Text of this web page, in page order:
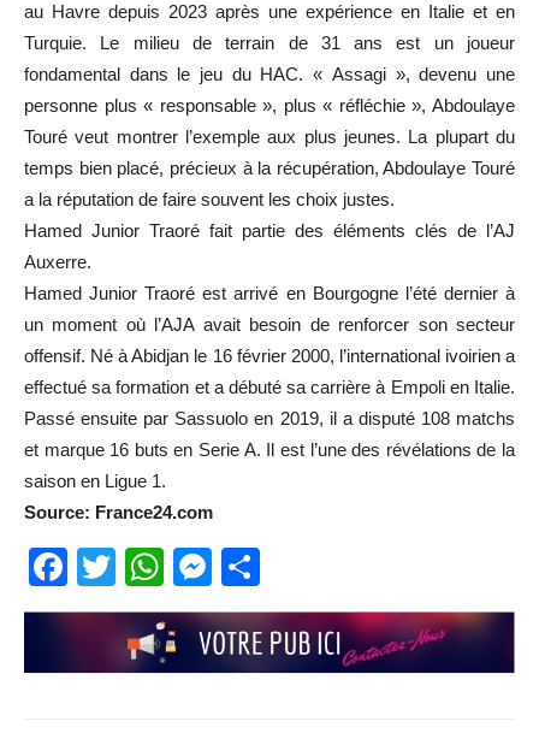
au Havre depuis 2023 après une expérience en Italie et en
Turquie. Le milieu de terrain de 31 ans est un joueur
fondamental dans le jeu du HAC. « Assagi », devenu une
personne plus « responsable », plus « réfléchie », Abdoulaye
Touré veut montrer l’exemple aux plus jeunes. La plupart du
temps bien placé, précieux à la récupération, Abdoulaye Touré
a la réputation de faire souvent les choix justes.
Hamed Junior Traoré fait partie des éléments clés de l’AJ
Auxerre.
Hamed Junior Traoré est arrivé en Bourgogne l’été dernier à
un moment où l’AJA avait besoin de renforcer son secteur
offensif. Né à Abidjan le 16 février 2000, l’international ivoirien a
effectué sa formation et a débuté sa carrière à Empoli en Italie.
Passé ensuite par Sassuolo en 2019, il a disputé 108 matchs
et marque 16 buts en Serie A. Il est l’une des révélations de la
saison en Ligue 1.
Source: France24.com
Facebook
TwitterWhatsApp
Messenger